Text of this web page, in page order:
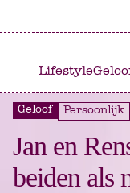
Lifestyle
Geloof Persoonlijk
Jan en
beiden als